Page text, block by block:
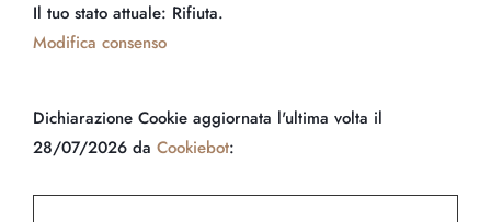
Il tuo stato attuale: Rifiuta.
Modifica consenso
Dichiarazione Cookie aggiornata l'ultima volta il
28/07/2026 da Cookiebot: